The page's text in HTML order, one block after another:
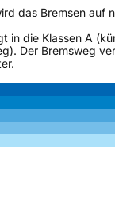
Frankreich,
das Bremsen auf
in die Klassen A
Der Bremsweg